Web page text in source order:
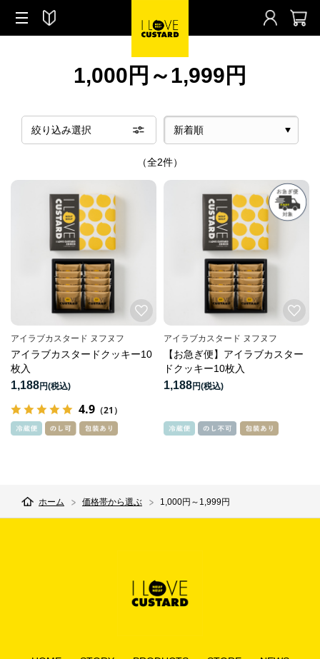
1,000円～1,999円
絞り込み選択
（全2件）
アイラブカスタード ヌフヌフ
アイラブカスタードクッキー10
枚入
1,188円
4.9 （21）
アイラブカスタード ヌフヌフ
【お急ぎ便】アイラブカスター
ドクッキー10枚入
1,188円
ホーム 価格帯から選ぶ 1,000円～1,999円